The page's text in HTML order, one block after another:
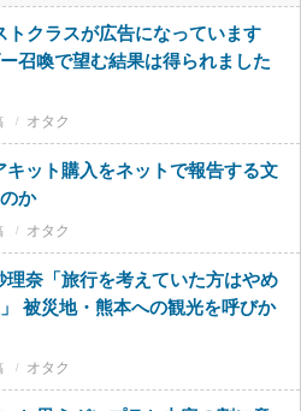
トクラスが広告になっています
召喚で望む結果は得られました
オタク
キット購入をネットで報告する文
か
オタク
理奈「旅行を考えていた方はやめ
被災地・熊本への観光を呼びか
オタク